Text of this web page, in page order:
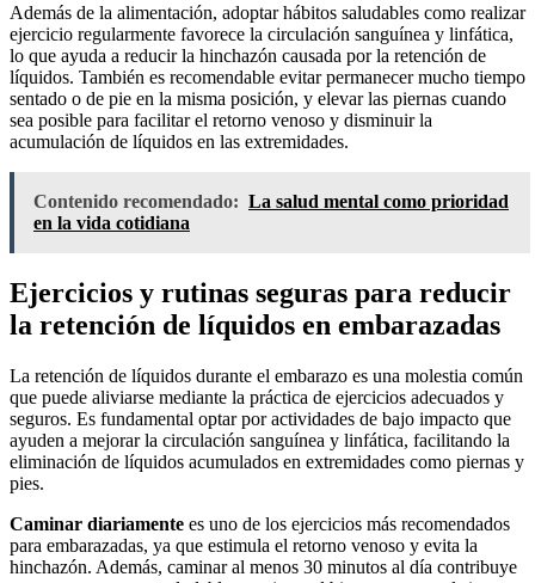
Además de la alimentación, adoptar hábitos saludables como realizar
ejercicio regularmente favorece la circulación sanguínea y linfática,
lo que ayuda a reducir la hinchazón causada por la retención de
líquidos. También es recomendable evitar permanecer mucho tiempo
sentado o de pie en la misma posición, y elevar las piernas cuando
sea posible para facilitar el retorno venoso y disminuir la
acumulación de líquidos en las extremidades.
Contenido recomendado: La salud mental como prioridad
en la vida cotidiana
Ejercicios y rutinas seguras para reducir
la retención de líquidos en embarazadas
La retención de líquidos durante el embarazo es una molestia común
que puede aliviarse mediante la práctica de ejercicios adecuados y
seguros. Es fundamental optar por actividades de bajo impacto que
ayuden a mejorar la circulación sanguínea y linfática, facilitando la
eliminación de líquidos acumulados en extremidades como piernas y
pies.
Caminar diariamente es uno de los ejercicios más recomendados
para embarazadas, ya que estimula el retorno venoso y evita la
hinchazón. Además, caminar al menos 30 minutos al día contribuye